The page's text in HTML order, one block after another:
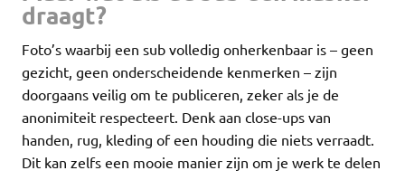
draagt?
Foto’s waarbij een sub volledig onherkenbaar is – geen
gezicht, geen onderscheidende kenmerken – zijn
doorgaans veilig om te publiceren, zeker als je de
anonimiteit respecteert. Denk aan close-ups van
handen, rug, kleding of een houding die niets verraadt.
Dit kan zelfs een mooie manier zijn om je werk te delen